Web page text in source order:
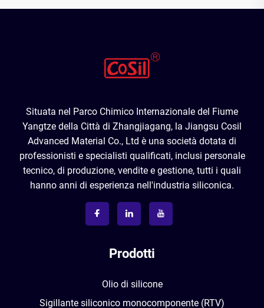
Situata nel Parco Chimico Internazionale del Fiume
Yangtze della Città di Zhangjiagang, la Jiangsu Cosil
Advanced Material Co., Ltd è una società dotata di
professionisti e specialisti qualificati, inclusi personale
tecnico, di produzione, vendite e gestione, tutti i quali
hanno anni di esperienza nell'industria siliconica.
Prodotti
Olio di silicone
Sigillante siliconico monocomponente (RTV)